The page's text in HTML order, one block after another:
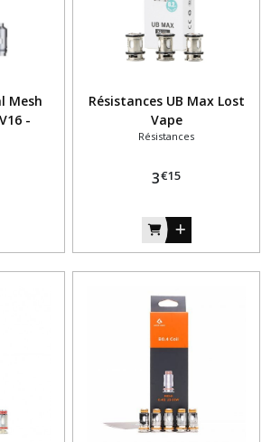
Mesh
-
Résistances UB Max Lost
Vape
Résistances
3€15